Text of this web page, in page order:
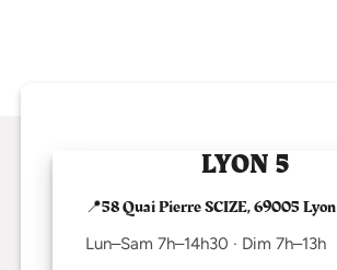
LYON 5
📍58 Quai Pierre SCIZE, 69005 Lyon
Lun–Sam 7h–14h30 · Dim 7h–13h